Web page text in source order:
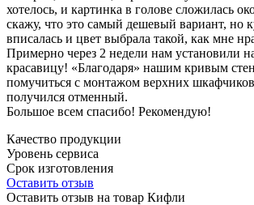
хотелось, и картинка в голове сложилась
скажу, что это самый дешевый вариант, но
вписалась и цвет выбрала такой, как мне
Примерно через 2 недели нам установили
красавицу! «Благодаря» нашим кривым
помучиться с монтажом верхних
получился отменный.
Большое всем спасибо! Рекомендую!
Качество продукции
Уровень сервиса
Срок изготовления
Оставить отзыв
Оставить отзыв на товар Кифли